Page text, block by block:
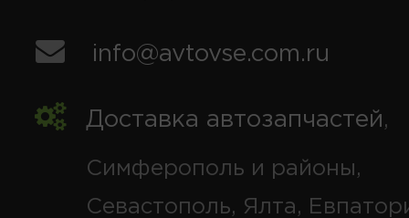
info@avtovse.com.ru
Доставка автозапчастей,
Симферополь и районы,
Севастополь, Ялта,